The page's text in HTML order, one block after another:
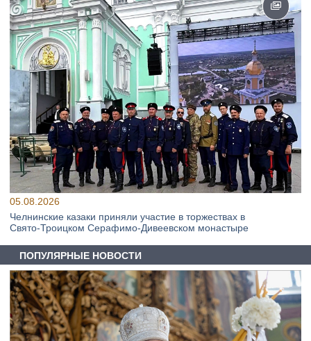
05.08.2026
Челнинские казаки приняли участие в торжествах в
Свято‑Троицком Серафимо‑Дивеевском монастыре
ПОПУЛЯРНЫЕ НОВОСТИ